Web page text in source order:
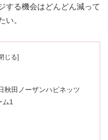
する機会はどんどん減って
い。
秋田ノーザンハピネッツ
ム1